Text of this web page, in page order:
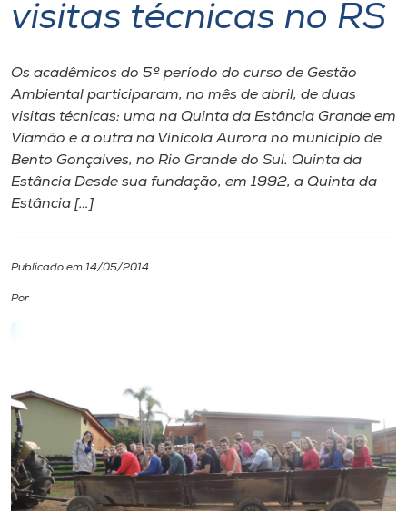
Portal de Ensino
A
Internacionalização
I.nova
Diplomados
Biblioteca
Editora
visitas técnicas no RS
Os acadêmicos do 5º período do curso de Gestão
Ambiental participaram, no mês de abril, de duas
visitas técnicas: uma na Quinta da Estância Grande em
Viamão e a outra na Vinícola Aurora no município de
Bento Gonçalves, no Rio Grande do Sul. Quinta da
Estância Desde sua fundação, em 1992, a Quinta da
Estância […]
Publicado em 14/05/2014
Por